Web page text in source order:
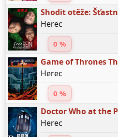
Shodit otěže:
Herec
0 %
Game of Thrones
Herec
0 %
Doctor Who at the
Herec